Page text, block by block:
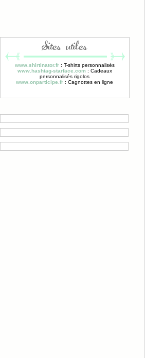
Sites utiles
www.shirtinator.fr : T-shirts personnalisés
www.hashtag-starface.com : Cadeaux
personnalisés rigolos
www.onparticipe.fr : Cagnottes en ligne